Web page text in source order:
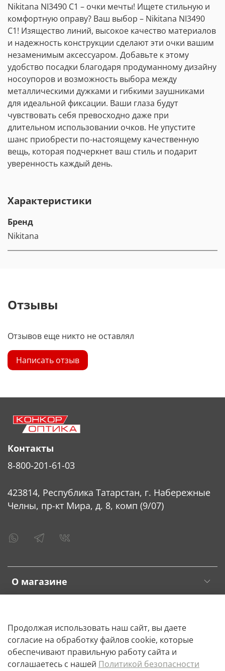
Nikitana NI3490 C1 – очки мечты! Ищете стильную и
комфортную оправу? Ваш выбор – Nikitana NI3490
C1! Изящество линий, высокое качество материалов
и надежность конструкции сделают эти очки вашим
незаменимым аксессуаром. Добавьте к этому
удобство посадки благодаря продуманному дизайну
носоупоров и возможность выбора между
металлическими дужками и гибкими заушниками
для идеальной фиксации. Ваши глаза будут
чувствовать себя превосходно даже при
длительном использовании очков. Не упустите
шанс приобрести по-настоящему качественную
вещь, которая подчеркнет ваш стиль и подарит
уверенность каждый день.
Характеристики
Бренд
Nikitana
Отзывы
Отзывов еще никто не оставлял
Написать отзыв
О магазине
Контакты
8-800-201-61-03
423814, Республика Татарстан, г. Набережные
Челны, пр-кт Мира, д. 8, комп (9/07)
Продолжая использовать наш сайт, вы даете
согласие на обработку файлов cookie, которые
обеспечивают правильную работу сайта и
соглашаетесь с нашей Политикой безопасности